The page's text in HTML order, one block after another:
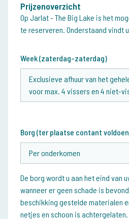
Prijzenoverzicht
Op Jarlat - The Big Lake is het
te reserveren. Onderstaand vindt
Week (zaterdag-zaterdag)
Exclusieve afhuur van het
voor max. 4 vissers en 4 niet-
Borg (ter plaatse contant
Per onderkomen
De borg wordt u aan het eind van
wanneer er geen schade is
beschikking gestelde materialen
netjes en schoon is achtergelaten.